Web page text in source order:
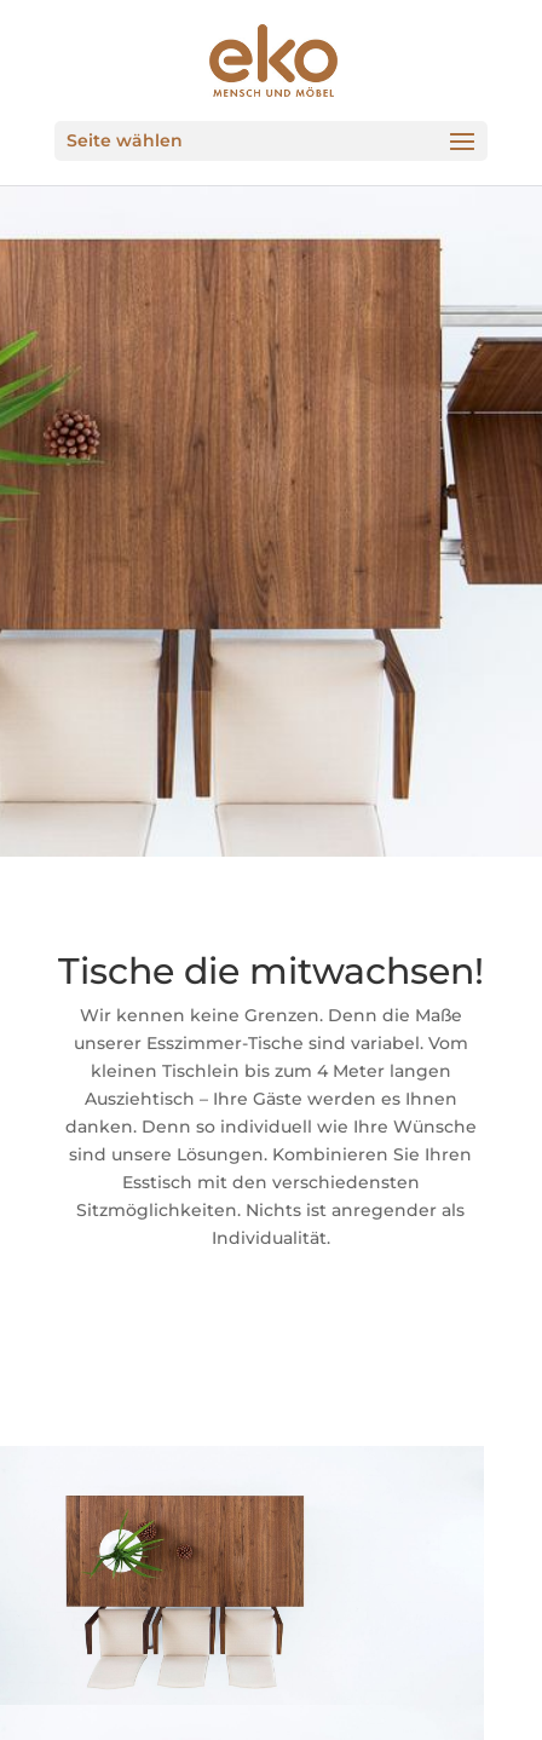
Seite wählen
Tische die mitwachsen!
Wir kennen keine Grenzen. Denn die Maße
unserer Esszimmer-Tische sind variabel. Vom
kleinen Tischlein bis zum 4 Meter langen
Ausziehtisch – Ihre Gäste werden es Ihnen
danken. Denn so individuell wie Ihre Wünsche
sind unsere Lösungen. Kombinieren Sie Ihren
Esstisch mit den verschiedensten
Sitzmöglichkeiten. Nichts ist anregender als
Individualität.